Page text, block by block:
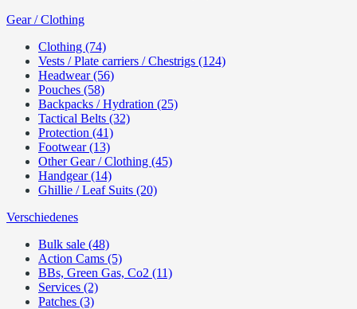
Gear / Clothing
Clothing (74)
Vests / Plate carriers / Chestrigs (124)
Headwear (56)
Pouches (58)
Backpacks / Hydration (25)
Tactical Belts (32)
Protection (41)
Footwear (13)
Other Gear / Clothing (45)
Handgear (14)
Ghillie / Leaf Suits (20)
Verschiedenes
Bulk sale (48)
Action Cams (5)
BBs, Green Gas, Co2 (11)
Services (2)
Patches (3)